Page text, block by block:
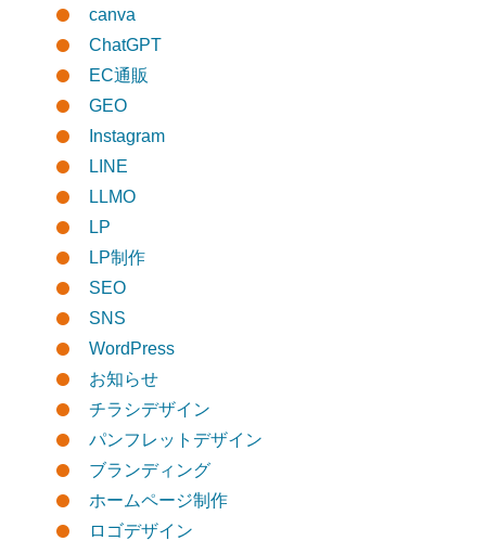
canva
ChatGPT
EC通販
GEO
Instagram
LINE
LLMO
LP
LP制作
SEO
SNS
WordPress
お知らせ
チラシデザイン
パンフレットデザイン
ブランディング
ホームページ制作
ロゴデザイン